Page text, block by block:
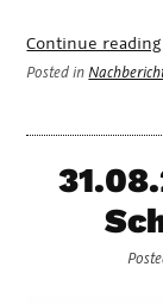
Continue reading
Posted in